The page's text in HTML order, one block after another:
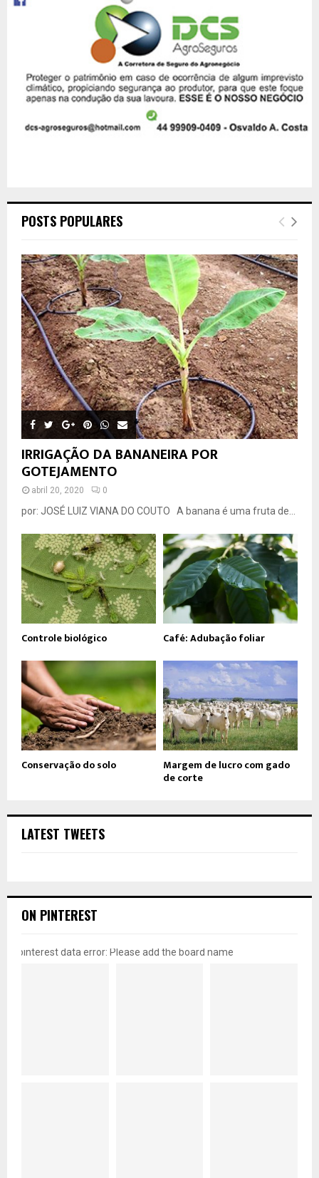
POSTS POPULARES
IRRIGAÇÃO DA BANANEIRA POR
GOTEJAMENTO
abril 20, 2020 0
por: JOSÉ LUIZ VIANA DO COUTO A banana é uma fruta de...
Controle biológico Café: Adubação foliar
Conservação do solo Margem de lucro com gado
de corte
LATEST TWEETS
ON PINTEREST
pinterest data error: Please add the board name